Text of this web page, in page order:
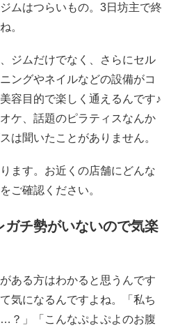
ムはつらいもの。3日坊主で終
。
ジムだけでなく、さらにセル
ングやネイルなどの設備がコ
容目的で楽しく通えるんです♪
ケ、話題のピラティスなんか
は聞いたことがありません。
ます。お近くの店舗にどんな
ご確認ください。
ガチ勢がいないので気楽
ある方はわかると思うんです
気になるんですよね。「私ち
？」「こんなぷよぷよのお腹